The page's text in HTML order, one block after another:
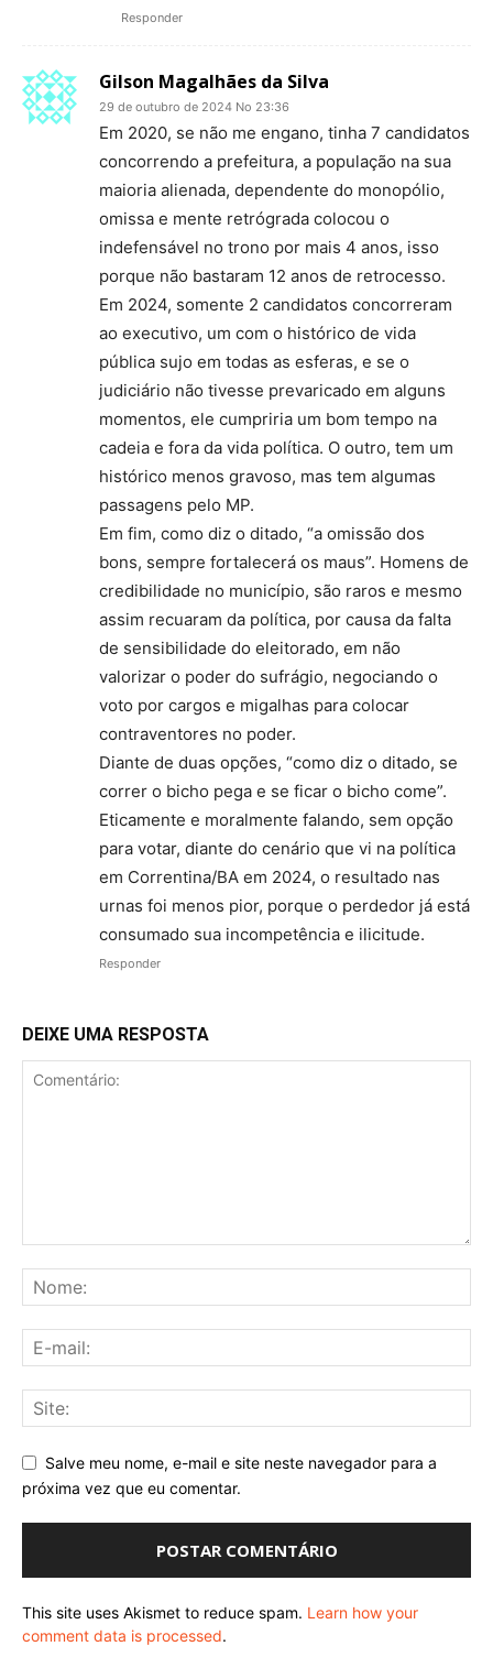
Responder
Gilson Magalhães da Silva
29 de outubro de 2024 No 23:36
Em 2020, se não me engano, tinha 7 candidatos
concorrendo a prefeitura, a população na sua
maioria alienada, dependente do monopólio,
omissa e mente retrógrada colocou o
indefensável no trono por mais 4 anos, isso
porque não bastaram 12 anos de retrocesso.
Em 2024, somente 2 candidatos concorreram
ao executivo, um com o histórico de vida
pública sujo em todas as esferas, e se o
judiciário não tivesse prevaricado em alguns
momentos, ele cumpriria um bom tempo na
cadeia e fora da vida política. O outro, tem um
histórico menos gravoso, mas tem algumas
passagens pelo MP.
Em fim, como diz o ditado, “a omissão dos
bons, sempre fortalecerá os maus”. Homens de
credibilidade no município, são raros e mesmo
assim recuaram da política, por causa da falta
de sensibilidade do eleitorado, em não
valorizar o poder do sufrágio, negociando o
voto por cargos e migalhas para colocar
contraventores no poder.
Diante de duas opções, “como diz o ditado, se
correr o bicho pega e se ficar o bicho come”.
Eticamente e moralmente falando, sem opção
para votar, diante do cenário que vi na política
em Correntina/BA em 2024, o resultado nas
urnas foi menos pior, porque o perdedor já está
consumado sua incompetência e ilicitude.
Responder
DEIXE UMA RESPOSTA
Salve meu nome, e-mail e site neste navegador para a
próxima vez que eu comentar.
This site uses Akismet to reduce spam. Learn how your
comment data is processed.